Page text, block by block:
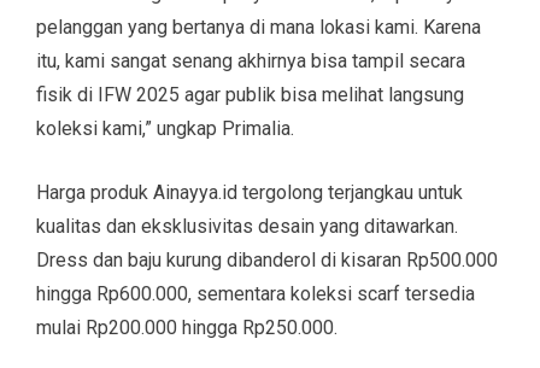
pelanggan yang bertanya di mana lokasi kami. Karena
itu, kami sangat senang akhirnya bisa tampil secara
fisik di IFW 2025 agar publik bisa melihat langsung
koleksi kami,” ungkap Primalia.
Harga produk Ainayya.id tergolong terjangkau untuk
kualitas dan eksklusivitas desain yang ditawarkan.
Dress dan baju kurung dibanderol di kisaran Rp500.000
hingga Rp600.000, sementara koleksi scarf tersedia
mulai Rp200.000 hingga Rp250.000.